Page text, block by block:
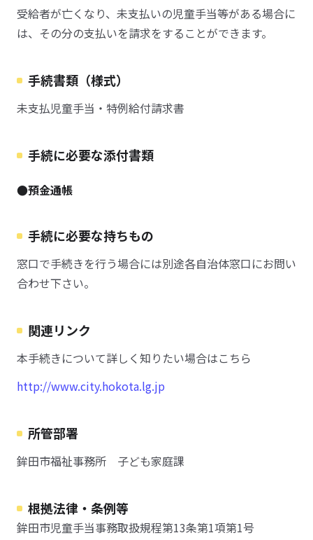
受給者が亡くなり、未支払いの児童手当等がある場合に
は、その分の支払いを請求をすることができます。
手続書類（様式）
未支払児童手当・特例給付請求書
手続に必要な添付書類
●預金通帳
手続に必要な持ちもの
窓口で手続きを行う場合には別途各自治体窓口にお問い
合わせ下さい。
関連リンク
本手続きについて詳しく知りたい場合はこちら
http://www.city.hokota.lg.jp
所管部署
鉾田市福祉事務所 子ども家庭課
根拠法律・条例等
鉾田市児童手当事務取扱規程第13条第1項第1号